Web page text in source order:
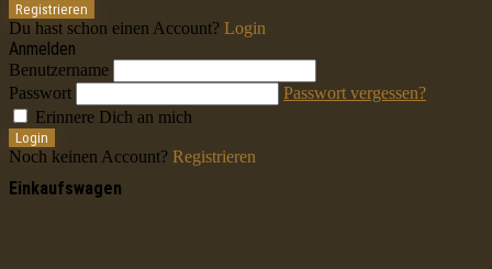
Registrieren
Du hast schon einen Account? Login
Anmelden
Benutzername
Passwort
Passwort vergessen?
Erinnere Dich an mich
Login
Noch keinen Account? Registrieren
Einkaufswagen